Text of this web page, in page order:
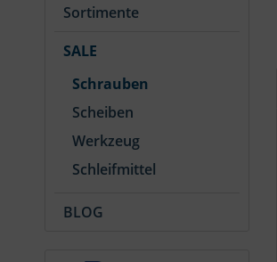
Sortimente
SALE
Schrauben
Scheiben
Werkzeug
Schleifmittel
BLOG